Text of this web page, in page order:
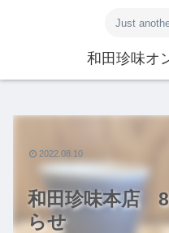
Just
和田珍味オ
和田珍味本店 8
らせ
2022.08.10